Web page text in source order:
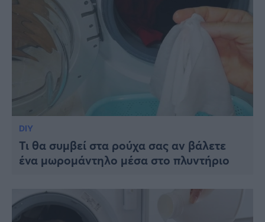
DIY
Τι θα συμβεί στα ρούχα σας αν βάλετε
ένα μωρομάντηλο μέσα στο πλυντήριο